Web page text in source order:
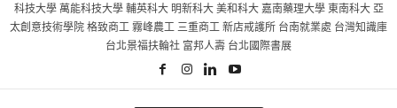
科技大學 萬能科技大學 輔英科大 明新科大 美和科大 嘉南藥理大學 東南科大 亞
太創意技術學院 格致商工 霧峰農工 三重商工 新店戒護所 台南就業處 台灣知識庫
台北景福扶輪社 富邦人壽 台北國際書展